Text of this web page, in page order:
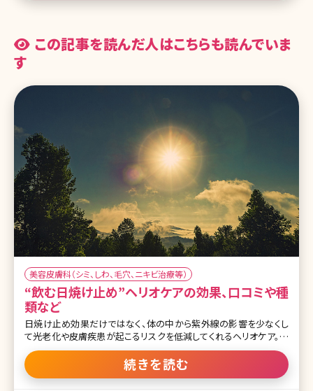
この記事を読んだ人はこちらも読んでいま
す
美容皮膚科（シミ、しわ、毛穴、ニキビ治療等）
“飲む日焼け止め”ヘリオケアの効果、口コミや種
類など
日焼け止め効果だけではなく、体の中から紫外線の影響を少なくし
て光老化や皮膚疾患が起こるリスクを低減してくれるヘリオケア。店
頭では販売されていませんが、どこで購入できるのでしょうか。価格と
合わせてチェックしていきましょう。 2-1.ヘリオケアを皮膚科で処方し
てもらう ヘリオケアやヘリオケア・ウルトラDは皮膚科や美容外科・美
続きを読む